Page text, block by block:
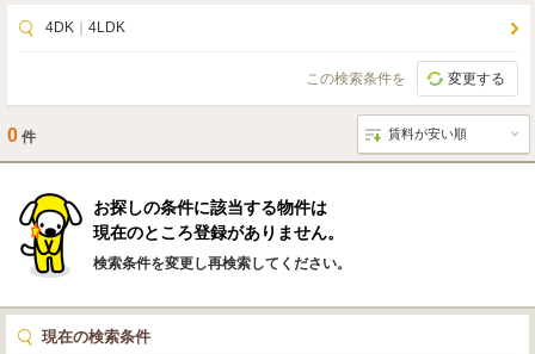
4DK 4LDK
この検索条件を 変更する
0 件
お探しの条件に該当する物件は
現在のところ登録がありません。
検索条件を変更し再検索してください。
現在の検索条件